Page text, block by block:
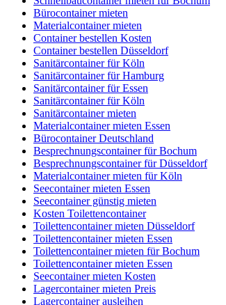
Bürocontainer mieten
Materialcontainer mieten
Container bestellen Kosten
Container bestellen Düsseldorf
Sanitärcontainer für Köln
Sanitärcontainer für Hamburg
Sanitärcontainer für Essen
Sanitärcontainer für Köln
Sanitärcontainer mieten
Materialcontainer mieten Essen
Bürocontainer Deutschland
Besprechnungscontainer für Bochum
Besprechnungscontainer für Düsseldorf
Materialcontainer mieten für Köln
Seecontainer mieten Essen
Seecontainer günstig mieten
Kosten Toilettencontainer
Toilettencontainer mieten Düsseldorf
Toilettencontainer mieten Essen
Toilettencontainer mieten für Bochum
Toilettencontainer mieten Essen
Seecontainer mieten Kosten
Lagercontainer mieten Preis
Lagercontainer ausleihen